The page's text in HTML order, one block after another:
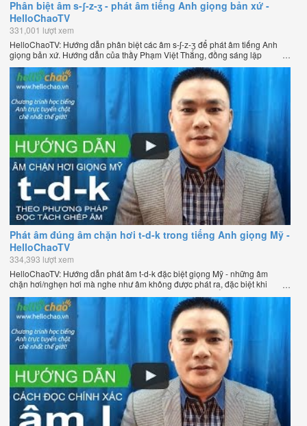
Phân biệt âm s-ʃ-z-ʒ - phát âm tiếng Anh giọng bản xứ -
HelloChaoTV
331,001 lượt xem
HelloChaoTV: Hướng dẫn phân biệt các âm s-ʃ-z-ʒ để phát âm tiếng Anh
giọng bản xứ. Hướng dẫn của thầy Phạm Việt Thắng, đồng sáng lập
HelloChao.vn - Chương trình dạy tiếng Anh trực tuyến chặt chẽ nhất thế
giới.
Phát âm đúng âm chặn hơi t-d-k trong tiếng Anh giọng Mỹ -
HelloChaoTV
334,393 lượt xem
HelloChaoTV: Hướng dẫn phát âm t-d-k đặc biệt giọng Mỹ - những âm
chặn hơi/nghẹn hơi mà nghe như âm không được phát ra, đặc biệt khi
chúng nằm ở cuối từ. Hướng dẫn của thầy Phạm Việt Thắng, đồng sáng
lập HelloChao.vn - Chương trình dạy tiếng Anh trực tuyến chặt chẽ nhất
thế giới.